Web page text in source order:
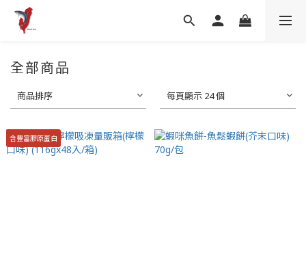
全部商品
商品排序 每頁顯示 24 個
含豐富膠原蛋白